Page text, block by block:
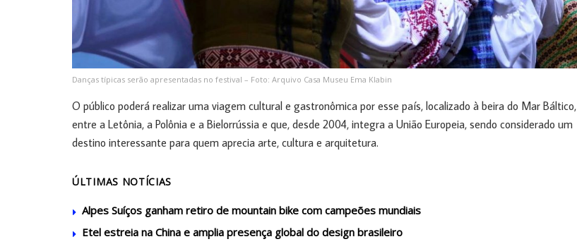
Danças típicas serão apresentadas no festival – Foto: Arquivo Casa Museu Ema Klabin
O público poderá realizar uma viagem cultural e gastronômica por esse país, localizado à beira do Mar Báltico,
entre a Letônia, a Polônia e a Bielorrússia e que, desde 2004, integra a União Europeia, sendo considerado um
destino interessante para quem aprecia arte, cultura e arquitetura.
ÚLTIMAS NOTÍCIAS
Alpes Suíços ganham retiro de mountain bike com campeões mundiais
Etel estreia na China e amplia presença global do design brasileiro